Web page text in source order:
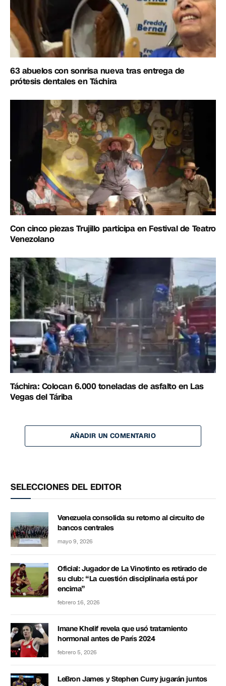
63 abuelos con sonrisa nueva tras entrega de
prótesis dentales en Táchira
Con cinco piezas Trujillo participa en Festival de Teatro
Venezolano
Táchira: Colocan 6.000 toneladas de asfalto en Las
Vegas del Táriba
AÑADIR UN COMENTARIO
SELECCIONES DEL EDITOR
Venezuela consolida su retorno al circuito de
bancos centrales
mayo 9, 2026
Oficial: Jugador de La Vinotinto es retirado de
su club: “La cuestión disciplinaria está por
encima”
febrero 16, 2026
Imane Khelif revela que usó tratamiento
hormonal antes de París 2024
febrero 5, 2026
LeBron James y Stephen Curry jugarán juntos